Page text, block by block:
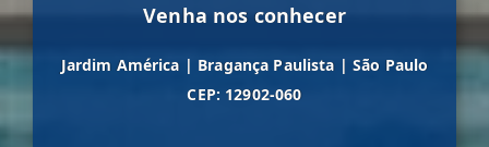
Venha nos conhecer
Jardim América | Bragança Paulista | São Paulo
CEP: 12902-060